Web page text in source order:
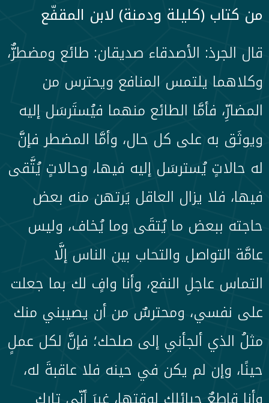
من كتاب (كليلة ودمنة) لابن المقفّع
قال الجرذ: الأصدقاء صديقان: طائع ومضطرٌّ،
وكلاهما يلتمس المنافع ويحترس من
المضارِّ، فأمَّا الطائع منهما فيُستَرسَل إليه
ويوثَق به على كل حال، وأمَّا المضطر فإنَّ
له حالاتٍ يُسترسَل إليه فيها، وحالاتٍ يُتَّقى
فيها، فلا يزال العاقل يَرتهن منه بعض
حاجته ببعض ما يُتقَى وما يُخاف، وليس
عامَّة التواصل والتحاب بين الناس إلَّا
التماس عاجلِ النفع، وأنا وافٍ لك بما جعلت
على نفسي، ومحترسٌ من أن يصيبني منك
مثلُ الذي ألجأني إلى صلحك؛ فإنَّ لكل عملٍ
حينًا، وإن لم يكن في حينه فلا عاقبةَ له،